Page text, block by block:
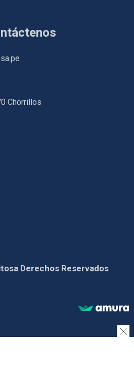
Chorrillos
Derechos Reservados